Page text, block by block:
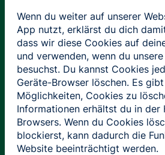
Wenn du weiter auf unserer
App nutzt, erklärst du dich
dass wir diese Cookies auf
und verwenden, wenn du
besuchst. Du kannst Cookies
Geräte-Browser löschen. Es
Möglichkeiten, Cookies zu
Informationen erhältst du in der
Browsers. Wenn du Cookies
blockierst, kann dadurch die
Website beeinträchtigt werden.